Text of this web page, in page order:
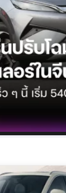
ใหม่ มาพร้อม
มอบไปยังดีลเ